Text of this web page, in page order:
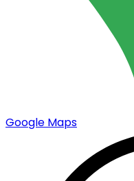
Google Maps